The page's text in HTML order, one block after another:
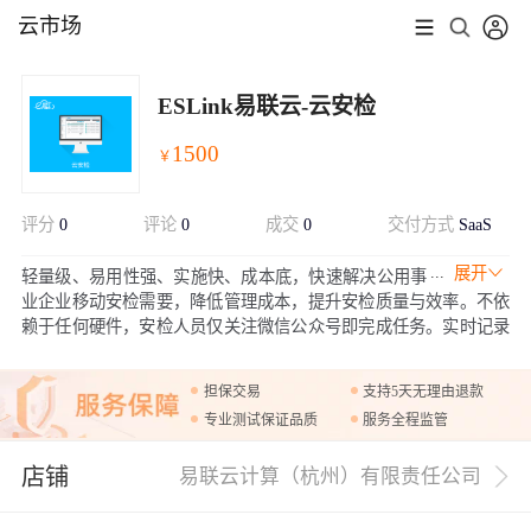
云市场
ESLink易联云-云安检
￥ 1500
评分 0 评论 0 成交 0 交付方式 SaaS
展开
轻量级、易用性强、实施快、成本底，快速解决公用事
业企业移动安检需要，降低管理成本，提升安检质量与效率。不依
赖于任何硬件，安检人员仅关注微信公众号即完成任务。实时记录
担保交易
支持5天无理由退款
专业测试保证品质
服务全程监管
店铺 易联云计算（杭州）有限责任公司